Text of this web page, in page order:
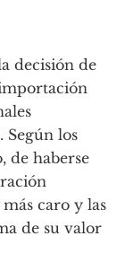
decisión de
Según los
de haberse
caro y las
de su valor